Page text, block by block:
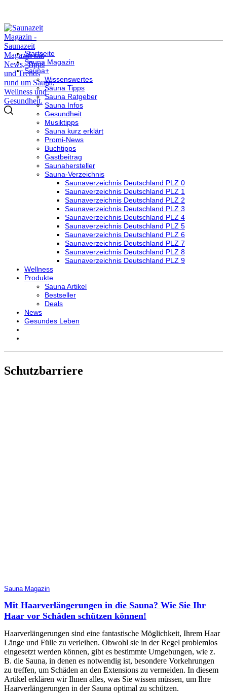
Startseite
Sauna Magazin
Sauna+
Wissenswertes
Sauna Tipps
Sauna Ratgeber
Sauna Infos
Gesundheit
Musiktipps
Sauna kurz erklärt
Promi-News
Buchtipps
Gastbeitrag
Saunahersteller
Sauna-Verzeichnis
Saunaverzeichnis Deutschland PLZ 0
Saunaverzeichnis Deutschland PLZ 1
Saunaverzeichnis Deutschland PLZ 2
Saunaverzeichnis Deutschland PLZ 3
Saunaverzeichnis Deutschland PLZ 4
Saunaverzeichnis Deutschland PLZ 5
Saunaverzeichnis Deutschland PLZ 6
Saunaverzeichnis Deutschland PLZ 7
Saunaverzeichnis Deutschland PLZ 8
Saunaverzeichnis Deutschland PLZ 9
Wellness
Produkte
Sauna Artikel
Bestseller
Deals
News
Gesundes Leben
Schutzbarriere
Sauna Magazin
Mit Haarverlängerungen in die Sauna? Wie Sie Ihr
Haar vor Schäden schützen können!
Haarverlängerungen sind eine fantastische Möglichkeit, Ihrem Haar
Länge und Fülle zu verleihen. Obwohl sie in der Regel problemlos
eingesetzt werden können, gibt es bestimmte Umgebungen, wie z.
B. die Sauna, in denen es notwendig ist, besondere Vorkehrungen
zu treffen, um Schäden an den Extensions zu vermeiden. In diesem
Artikel erklären wir Ihnen alles, was Sie wissen müssen, um Ihre
Haarverlängerungen in der Sauna optimal zu schützen.